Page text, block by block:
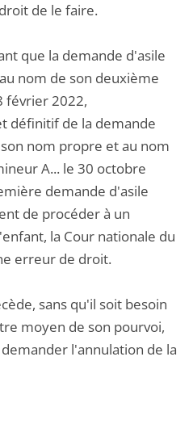
de le faire.
que la demande d'asile
nom de son deuxième
février 2022,
définitif de la demande
nom propre et au nom
A... le 30 octobre
demande d'asile
de procéder à un
la Cour nationale du
erreur de droit.
sans qu'il soit besoin
moyen de son pourvoi,
l'annulation de la